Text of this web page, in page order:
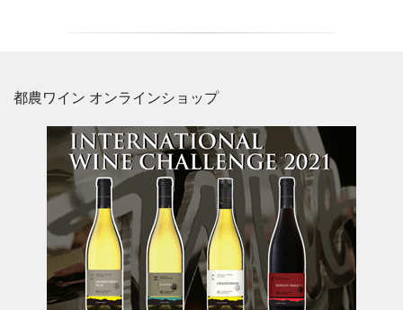
都農ワイン オンラインショップ